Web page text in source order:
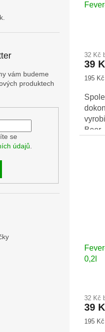
5 z 5 hvězdiček.
vám budeme
produktech
se
údajů
je
5,0
5
32 Kč
39
Měrná
195 Kč
Beer.
0,2l
32 Kč
39
Měrná
195